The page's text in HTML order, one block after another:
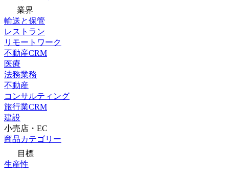
業界
輸送と保管
レストラン
リモートワーク
不動産CRM
医療
法務業務
不動産
コンサルティング
旅行業CRM
建設
小売店・EC
商品カテゴリー
目標
生産性